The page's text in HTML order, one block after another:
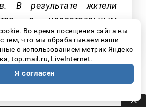
В результате жители
с недостаточным
квартир.
ответственности между
Во время посещения сайта вы
с тем, что мы обрабатываем ваши
с использованием метрик Яндекс
top.mail.ru, LiveInternet.
Я согласен